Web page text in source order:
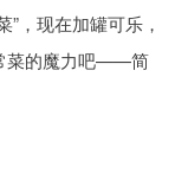
，现在加罐可乐，
菜的魔力吧——简